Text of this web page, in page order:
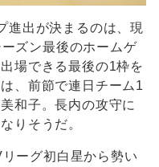
出が決まるのは、現
ズン最後のホームゲ
場できる最後の1枠を
、前節で連日チーム1
和子。長内の攻守に
りそうだ。
ーグ初白星から勢い